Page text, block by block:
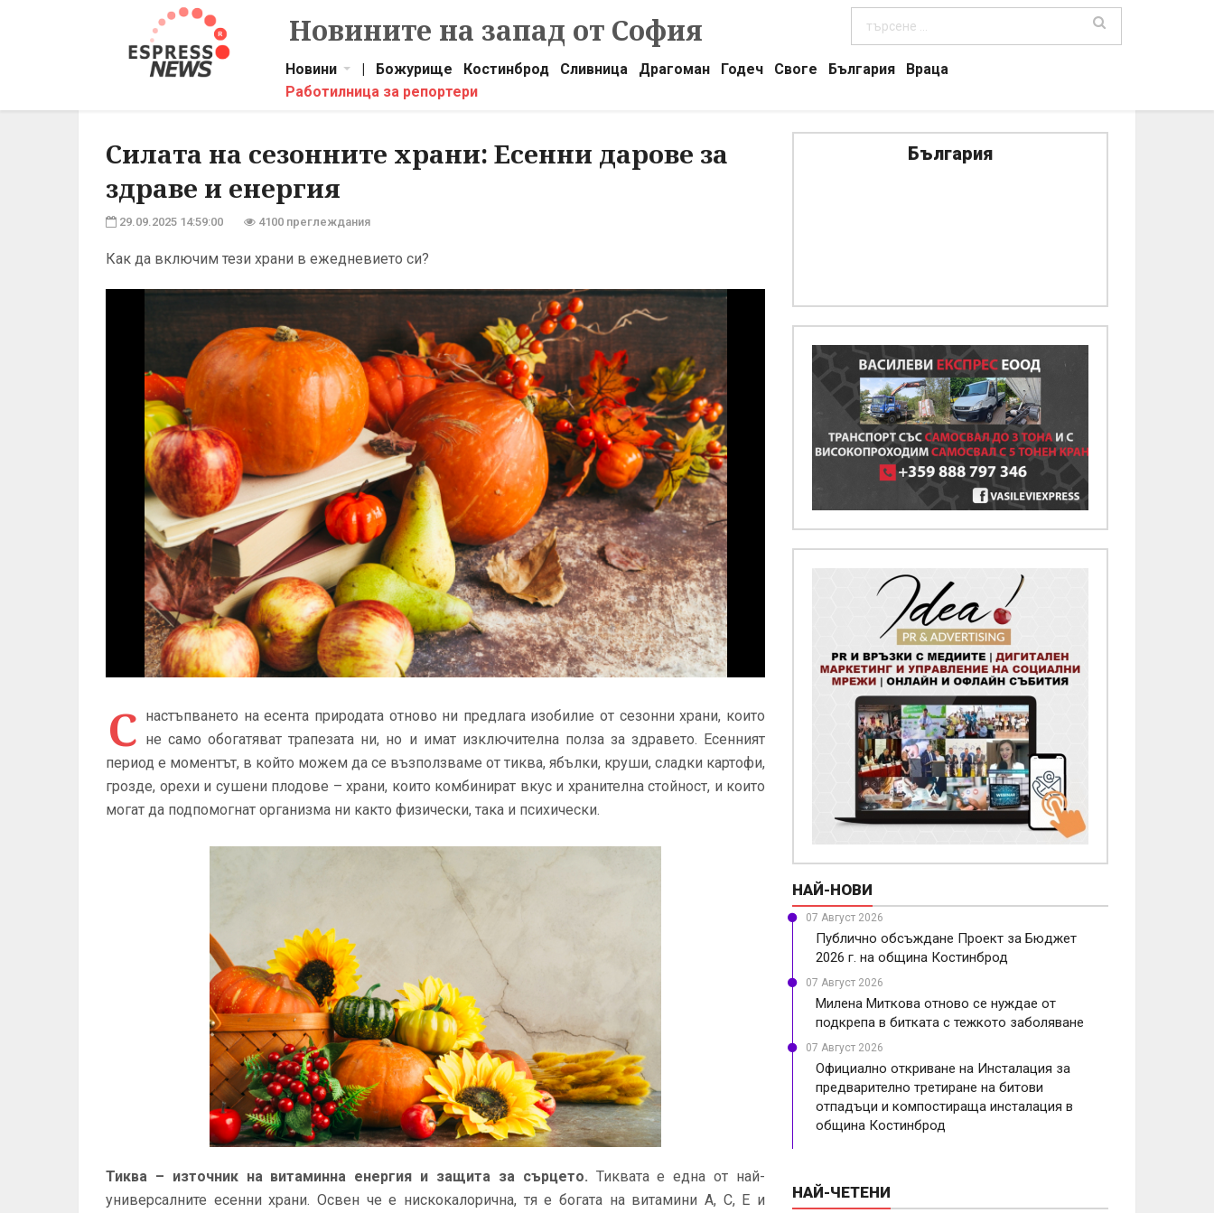
Новините на запад от София
Новини | Божурище Костинброд Сливница Драгоман Годеч Своге България
Враца
Работилница за репортери
Силата на сезонните храни: Есенни дарове за
здраве и енергия
29.09.2025 14:59:00 4100 преглеждания
Как да включим тези храни в ежедневието си?
С настъпването на есента природата отново ни предлага изобилие от сезонни храни, които
не само обогатяват трапезата ни, но и имат изключителна полза за здравето. Есенният
период е моментът, в който можем да се възползваме от тиква, ябълки, круши, сладки картофи,
грозде, орехи и сушени плодове – храни, които комбинират вкус и хранителна стойност, и които
могат да подпомогнат организма ни както физически, така и психически.
Тиква – източник на витаминна енергия и защита за сърцето. Тиквата е една от най-
универсалните есенни храни. Освен че е нискокалорична, тя е богата на витамини А, С, Е и
България
НАЙ-НОВИ
07 Август 2026
Публично обсъждане Проект за Бюджет
2026 г. на община Костинброд
07 Август 2026
Милена Миткова отново се нуждае от
подкрепа в битката с тежкото заболяване
07 Август 2026
Официално откриване на Инсталация за
предварително третиране на битови
отпадъци и компостираща инсталация в
община Костинброд
НАЙ-ЧЕТЕНИ